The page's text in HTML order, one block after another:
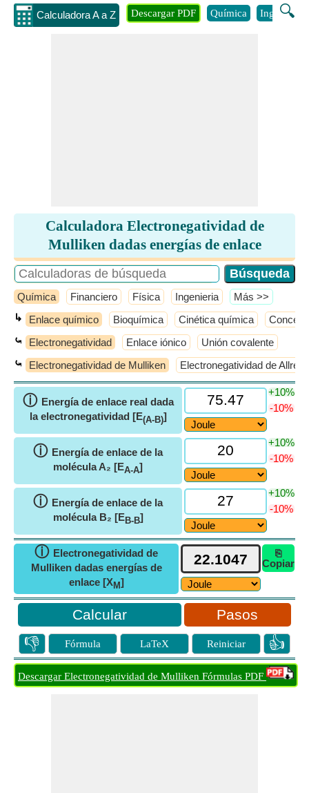
Calculadora A a Z 🔍
Descargar PDF Química Ingenieria
Calculadora Electronegatividad de
Mulliken dadas energías de enlace
Química Financiero Física Ingenieria ​Más >>
↳ Enlace químico Bioquímica Cinética química
⤿ Electronegatividad Enlace iónico Unión covalente
⤿ Electronegatividad de Mulliken Electronegatividad de Allred
ⓘ Energía de enlace real dada
la electronegatividad [E(A-B)]
+10%
-10%
ⓘ Energía de enlace de la
molécula A₂ [EA-A]
+10%
-10%
ⓘ Energía de enlace de la
molécula B₂ [EB-B]
+10%
-10%
ⓘ Electronegatividad de
Mulliken dadas energías de
enlace [XM]
⎘
Copiar
Pasos
👎 Fórmula LaTeX Reiniciar 👍
Descargar Electronegatividad de Mulliken Fórmulas PDF